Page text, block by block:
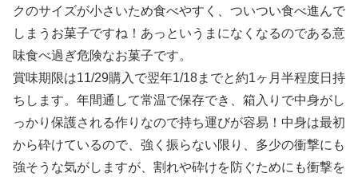
クのサイズが小さいため食べやすく、ついつい食べ進んで
しまうお菓子ですね！あっというまになくなるのである意
味食べ過ぎ危険なお菓子です。
賞味期限は11/29購入で翌年1/18までと約1ヶ月半程度日持
ちします。年間通して常温で保存でき、箱入りで中身がし
っかり保護される作りなので持ち運びが容易！中身は最初
から砕けているので、強く振らない限り、多少の衝撃にも
強そうな気がしますが、割れや砕けを防ぐためにも衝撃を